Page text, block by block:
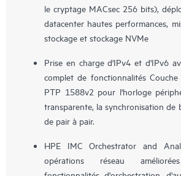
le cryptage MACsec 256 bits),
datacenter hautes performances,
stockage et stockage NVMe
Prise en charge d'IPv4 et d'IPv6
complet de fonctionnalités
PTP 1588v2 pour l'horloge
transparente, la synchronisation
de pair à pair.
HPE IMC Orchestrator and
opérations réseau